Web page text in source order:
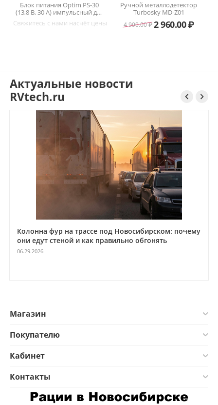
PS-30
для
—
насчёт цены
Ручной металлодетектор
Turbosky MD-Z01
4 990.00₽ 2 960.00₽
Актуальные новости
RVtech.ru
 
почему
Автомобильная цифровая радиостанция
А‑1000D с функцией одночастотного
Магазин
Покупателю
Кабинет
Контакты